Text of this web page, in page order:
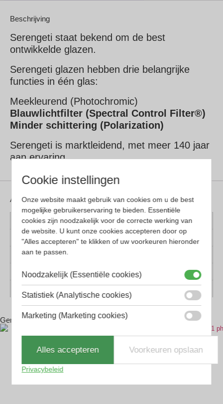
Beschrijving
Serengeti staat bekend om de best
ontwikkelde glazen.
Serengeti glazen hebben drie belangrijke
functies in één glas:
Meekleurend (Photochromic)
Blauwlichtfilter (Spectral Control Filter®)
Minder schittering (Polarization)
Serengeti is marktleidend, met meer 140 jaar
aan ervaring.
Aanvullende informatie
Kleur montuur Grijs
Lens materiaal
Geschikt voor Dames, Heren
Gerelateerde producten
Cookie instellingen
Onze website maakt gebruik van cookies om u de best
mogelijke gebruikerservaring te bieden. Essentiële
cookies zijn noodzakelijk voor de correcte werking van
de website. U kunt onze cookies accepteren door op
"Alles accepteren" te klikken of uw voorkeuren hieronder
aan te passen.
Noodzakelijk (Essentiële cookies)
Statistiek (Analytische cookies)
Marketing (Marketing cookies)
Alles accepteren Voorkeuren opslaan
Privacybeleid